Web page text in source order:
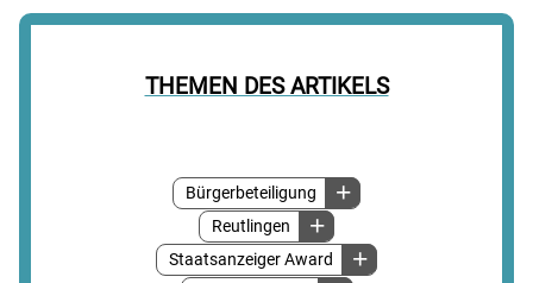
THEMEN DES ARTIKELS
Bürgerbeteiligung
Reutlingen
Staatsanzeiger Award